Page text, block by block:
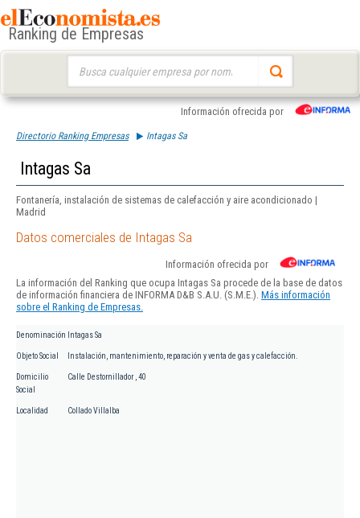
Ranking de Empresas
Información ofrecida por
Directorio Ranking Empresas Intagas Sa
Intagas Sa
Fontanería, instalación de sistemas de calefacción y aire acondicionado |
Madrid
Datos comerciales de Intagas Sa
Información ofrecida por
La información del Ranking que ocupa Intagas Sa procede de la base de datos
de información financiera de INFORMA D&B S.A.U. (S.M.E.). Más información
sobre el Ranking de Empresas.
Denominación Intagas Sa
Objeto Social Instalación, mantenimiento, reparación y venta de gas y calefacción.
Domicilio
Social
Calle Destornillador , 40
Localidad Collado Villalba